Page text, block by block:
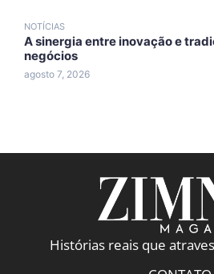
NOTÍCIAS
A sinergia entre inovação e
negócios
agosto 7, 2026
Histórias reais que